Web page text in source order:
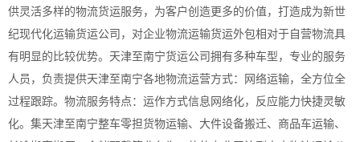
供灵活多样的物流货运服务，为客户创造更多的价值，打造成为新世
纪现代化运输货运公司，对企业物流运输货运外包相对于自营物流具
有明显的比较优势。天津至南宁货运公司拥有多种车型，专业的服务
人员，负责提供天津至南宁各地物流运营方式：网络运输，全方位全
过程跟踪。物流服务特点：运作方式信息网络化，反应能力快捷灵敏
化。集天津至南宁整车零担货物运输、大件设备搬迁、商品车运输、